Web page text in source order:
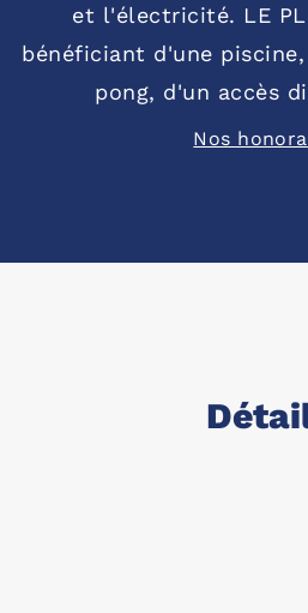
et l'électricité. LE
bénéficiant d'une
pong, d'un accès
Nos